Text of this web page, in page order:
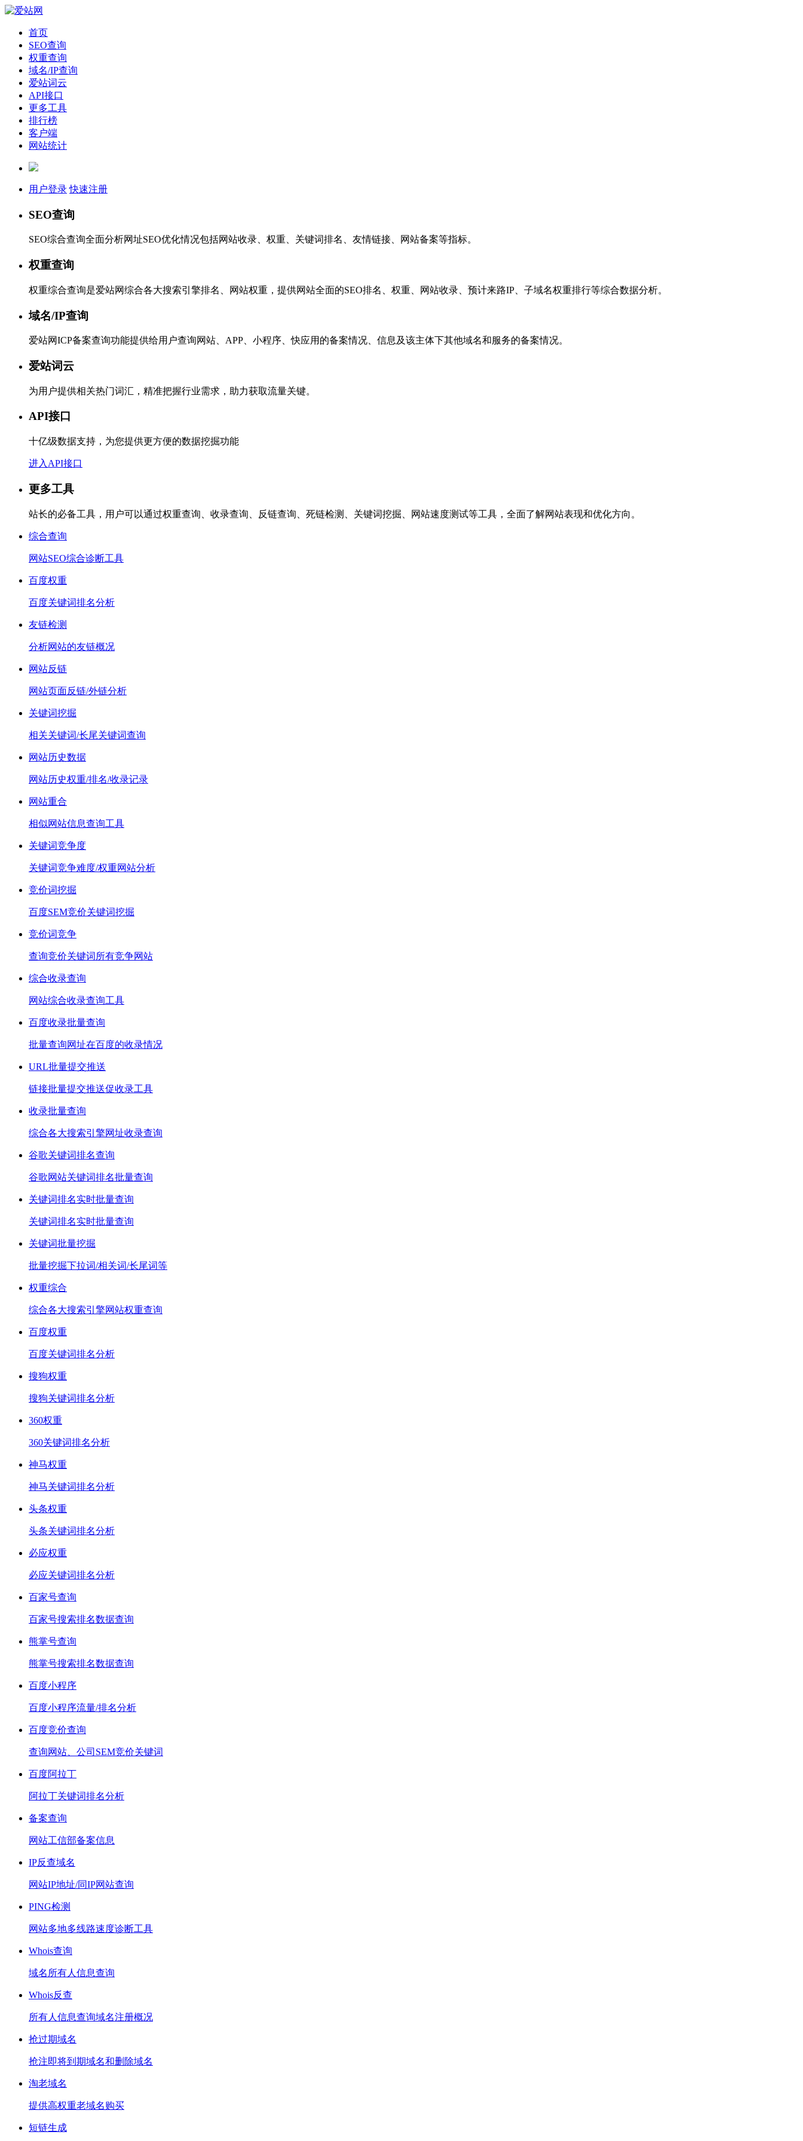
首页
SEO查询
权重查询
域名/IP查询
爱站词云
API接口
更多工具
排行榜
客户端
网站统计
用户登录 快速注册
SEO查询
SEO综合查询全面分析网址SEO优化情况包括网站收录、权重、关键词排名、友情链接、网站备案等指标。
权重查询
权重综合查询是爱站网综合各大搜索引擎排名、网站权重，提供网站全面的SEO排名、权重、网站收录、预计来路IP、子域名权重排行等综合数据分析。
域名/IP查询
爱站网ICP备案查询功能提供给用户查询网站、APP、小程序、快应用的备案情况、信息及该主体下其他域名和服务的备案情况。
爱站词云
为用户提供相关热门词汇，精准把握行业需求，助力获取流量关键。
API接口
十亿级数据支持，为您提供更方便的数据挖掘功能
进入API接口
更多工具
站长的必备工具，用户可以通过权重查询、收录查询、反链查询、死链检测、关键词挖掘、网站速度测试等工具，全面了解网站表现和优化方向。
综合查询
网站SEO综合诊断工具
百度权重
百度关键词排名分析
友链检测
分析网站的友链概况
网站反链
网站页面反链/外链分析
关键词挖掘
相关关键词/长尾关键词查询
网站历史数据
网站历史权重/排名/收录记录
网站重合
相似网站信息查询工具
关键词竞争度
关键词竞争难度/权重网站分析
竞价词挖掘
百度SEM竞价关键词挖掘
竞价词竞争
查询竞价关键词所有竞争网站
综合收录查询
网站综合收录查询工具
百度收录批量查询
批量查询网址在百度的收录情况
URL批量提交推送
链接批量提交推送促收录工具
收录批量查询
综合各大搜索引擎网址收录查询
谷歌关键词排名查询
谷歌网站关键词排名批量查询
关键词排名实时批量查询
关键词排名实时批量查询
关键词批量挖掘
批量挖掘下拉词/相关词/长尾词等
权重综合
综合各大搜索引擎网站权重查询
百度权重
百度关键词排名分析
搜狗权重
搜狗关键词排名分析
360权重
360关键词排名分析
神马权重
神马关键词排名分析
头条权重
头条关键词排名分析
必应权重
必应关键词排名分析
百家号查询
百家号搜索排名数据查询
熊掌号查询
熊掌号搜索排名数据查询
百度小程序
百度小程序流量/排名分析
百度竞价查询
查询网站、公司SEM竞价关键词
百度阿拉丁
阿拉丁关键词排名分析
备案查询
网站工信部备案信息
IP反查域名
网站IP地址/同IP网站查询
PING检测
网站多地多线路速度诊断工具
Whois查询
域名所有人信息查询
Whois反查
所有人信息查询域名注册概况
抢过期域名
抢注即将到期域名和删除域名
淘老域名
提供高权重老域名购买
短链生成